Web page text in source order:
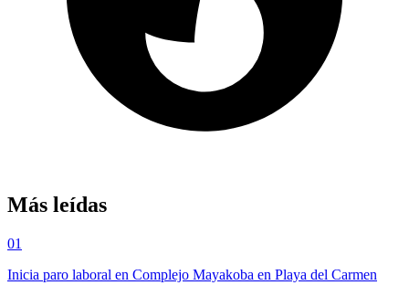
Más leídas
01
Inicia paro laboral en Complejo Mayakoba en Playa del Carmen